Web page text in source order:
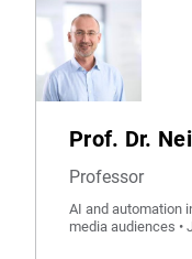
Prof. Dr.
Professor
AI and automation
media audiences •